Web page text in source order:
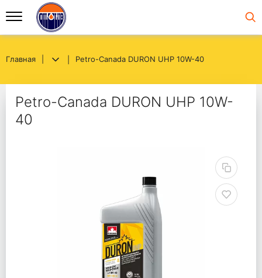
Главная Petro-Canada DURON UHP 10W-40
Petro-Canada DURON UHP 10W-
40